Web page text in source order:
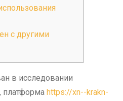
с другими
в исследовании
платформа https://xn--krakn-